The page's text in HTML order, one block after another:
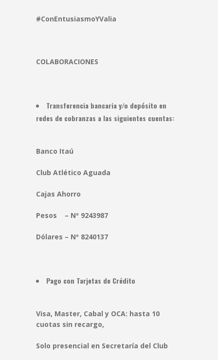
#ConEntusiasmoYValia
COLABORACIONES
Transferencia bancaria y/o depósito en
redes de cobranzas a las siguientes cuentas:
Banco Itaú
Club Atlético Aguada
Cajas Ahorro
Pesos – Nº 9243987
Dólares – Nº 8240137
Pago con Tarjetas de Crédito
Visa, Master, Cabal y OCA: hasta 10
cuotas sin recargo,
Solo presencial en Secretaría del Club